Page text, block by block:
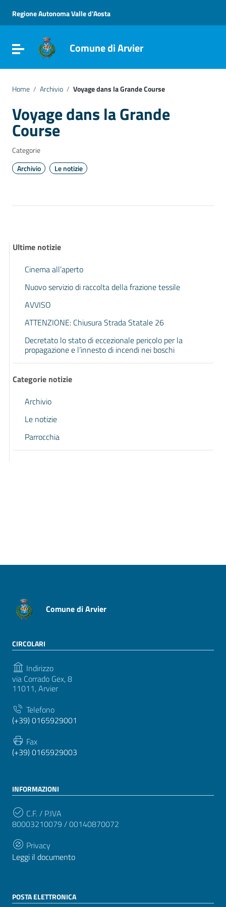
Vai al menu di navigazione
Vai al footer
Regione Autonoma Valle d'Aosta
Attiva / disattiva la navigazione
Comune di Arvier
Home / Archivio / Voyage dans la Grande Course
Voyage dans la Grande
Course
Categorie
Archivio
Le notizie
Ultime notizie
Cinema all’aperto
Nuovo servizio di raccolta della frazione tessile
AVVISO
ATTENZIONE: Chiusura Strada Statale 26
Decretato lo stato di eccezionale pericolo per la
propagazione e l’innesto di incendi nei boschi
Categorie notizie
Archivio
Le notizie
Parrocchia
Comune di Arvier
CIRCOLARI
Indirizzo
via Corrado Gex, 8
11011, Arvier
Telefono
(+39) 0165929001
Fax
(+39) 0165929003
INFORMAZIONI
C.F. / P.IVA
80003210079 / 00140870072
Privacy
Leggi il documento
POSTA ELETTRONICA